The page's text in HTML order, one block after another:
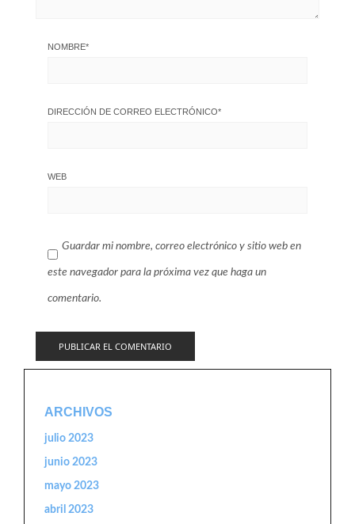
NOMBRE*
DIRECCIÓN DE CORREO ELECTRÓNICO*
WEB
Guardar mi nombre, correo electrónico y sitio web en
este navegador para la próxima vez que haga un
comentario.
ARCHIVOS
julio 2023
junio 2023
mayo 2023
abril 2023